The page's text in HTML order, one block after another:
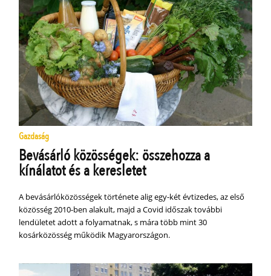
Gazdaság
Bevásárló közösségek: összehozza a
kínálatot és a keresletet
A bevásárlóközösségek története alig egy-két évtizedes, az első
közösség 2010-ben alakult, majd a Covid időszak további
lendületet adott a folyamatnak, s mára több mint 30
kosárközösség működik Magyarországon.